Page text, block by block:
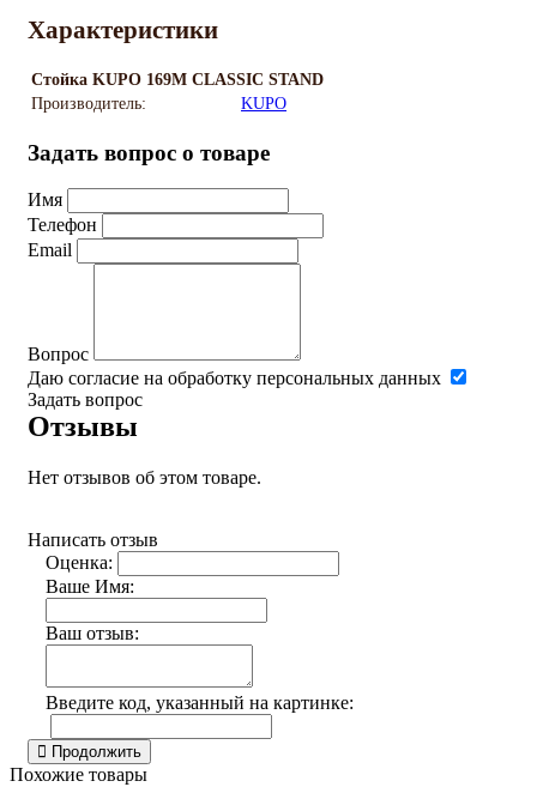
Характеристики
Стойка KUPO 169M CLASSIC STAND
Производитель:
KUPO
Задать вопрос о товаре
Имя
Телефон
Email
Вопрос
Даю согласие на обработку персональных данных
Задать вопрос
Отзывы
Нет отзывов об этом товаре.
Написать отзыв
Оценка:
Ваше Имя:
Ваш отзыв:
Введите код, указанный на картинке:
Продолжить
Похожие товары